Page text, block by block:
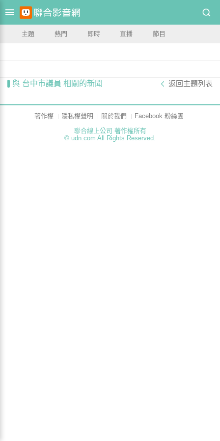
主題 熱門 即時 直播 節目
與 台中市議員 相關的新聞 返回主題列表
著作權 隱私權聲明 關於我們
Facebook 粉絲團
聯合線上公司 著作權所有
© udn.com All Rights Reserved.